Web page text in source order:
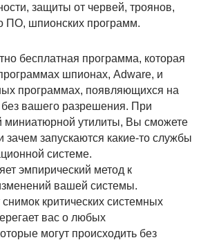
защиты от червей, троянов,
ПО, шпионских программ.
бесплатная программа, которая
шпионах, Adware, и
программах, появляющихся на
вашего разрешения. При
миниатюрной утилиты, Вы сможете
зачем запускаются какие-то службы
системе.
эмпирический метод к
вашей системы.
критических системных
вас о любых
могут происходить без